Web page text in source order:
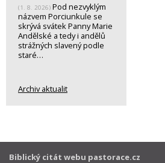
(1. 8. 2026) Pod nezvyklým
názvem Porciunkule se
skrývá svátek Panny Marie
Andělské a tedy i andělů
strážných slavený podle
staré…
Archiv aktualit
Biblický citát webu pastorace.cz